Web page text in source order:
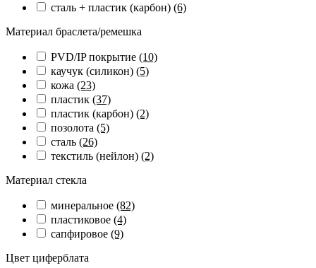
сталь + пластик (карбон) (6)
Материал браслета/ремешка
PVD/IP покрытие (10)
каучук (силикон) (5)
кожа (23)
пластик (37)
пластик (карбон) (2)
позолота (5)
сталь (26)
текстиль (нейлон) (2)
Материал стекла
минеральное (82)
пластиковое (4)
сапфировое (9)
Цвет циферблата